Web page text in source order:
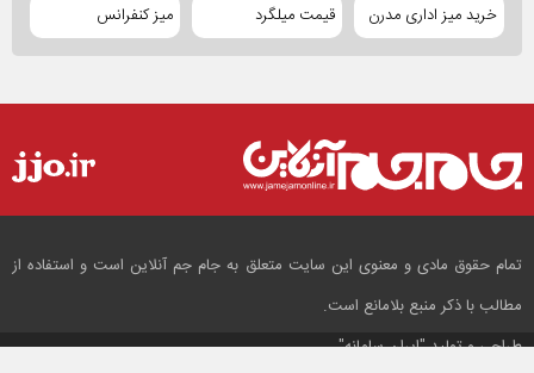
خرید میز اداری مدرن قیمت میلگرد میز کنفرانس
تمام حقوق مادی و معنوی این سایت متعلق به جام جم آنلاین است و استفاده از
مطالب با ذکر منبع بلامانع است.
طراحی و تولید"ایران سامانه"